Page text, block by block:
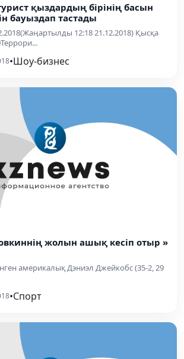
қыздардың бірінің басын
бауыздап тастады
12:18 21.12.2018) Қысқа
•Шоу-бизнес
жолын ашық кесіп отыр »
америкалық Дэниэл Джейкобс (35-2, 29
•Спорт